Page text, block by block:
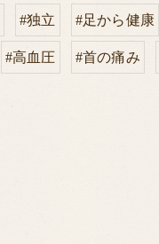
#独立 #足から健康
#高血圧 #首の痛み